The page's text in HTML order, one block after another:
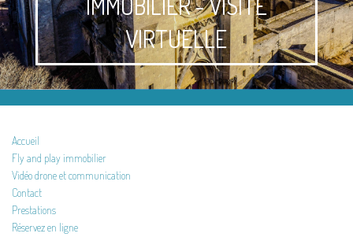
VIRTUELLE
Accueil
Fly and play immobilier
Vidéo drone et communication
Contact
Prestations
Réservez en ligne